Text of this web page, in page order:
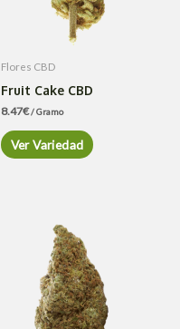
Flores CBD
Fruit Cake CBD
8.47€/ Gramo
Ver Variedad